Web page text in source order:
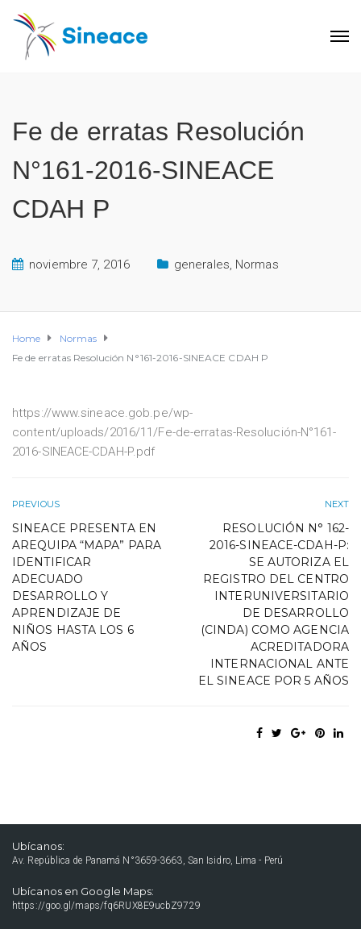
Fe de erratas Resolución
N°161-2016-SINEACE
CDAH P
noviembre 7, 2016 generales, Normas
Home
Normas
Fe de erratas Resolución N°161-2016-SINEACE CDAH P
https://www.sineace.gob.pe/wp-
content/uploads/2016/11/Fe-de-erratas-Resolución-N°161-
2016-SINEACE-CDAH-P.pdf
PREVIOUS
SINEACE PRESENTA EN
AREQUIPA “MAPA” PARA
IDENTIFICAR
ADECUADO
DESARROLLO Y
APRENDIZAJE DE
NIÑOS HASTA LOS 6
AÑOS
NEXT
RESOLUCIÓN N° 162-
2016-SINEACE-CDAH-P:
SE AUTORIZA EL
REGISTRO DEL CENTRO
INTERUNIVERSITARIO
DE DESARROLLO
(CINDA) COMO AGENCIA
ACREDITADORA
INTERNACIONAL ANTE
EL SINEACE POR 5 AÑOS
Ubícanos:
Av. República de Panamá N°3659-3663, San Isidro, Lima - Perú
Ubícanos en Google Maps:
https://goo.gl/maps/fq6RUX8E9ucbZ9729